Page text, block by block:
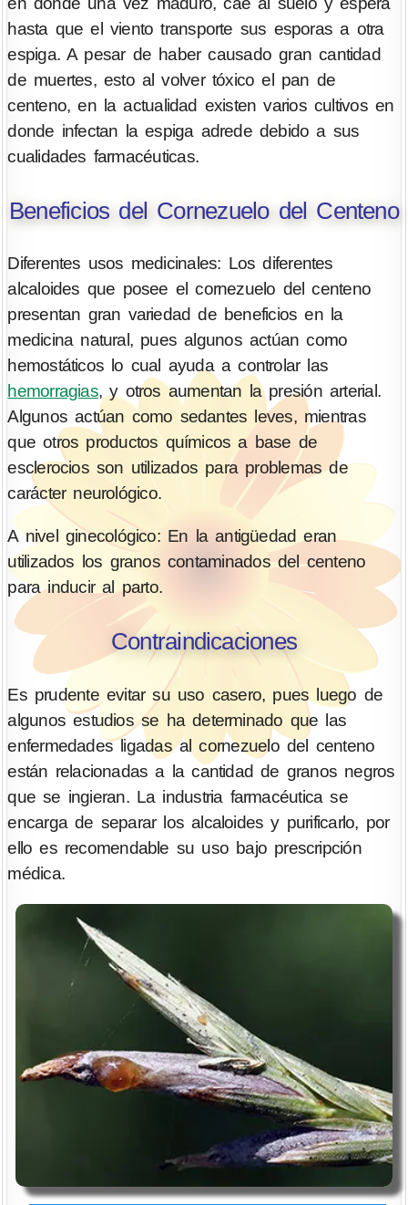
hasta que el viento transporte sus esporas a otra
espiga. A pesar de haber causado gran cantidad
de muertes, esto al volver tóxico el pan de
centeno, en la actualidad existen varios cultivos en
donde infectan la espiga adrede debido a sus
cualidades farmacéuticas.
Beneficios del Cornezuelo del Centeno
Diferentes usos medicinales: Los diferentes
alcaloides que posee el cornezuelo del centeno
presentan gran variedad de beneficios en la
medicina natural, pues algunos actúan como
hemostáticos lo cual ayuda a controlar las
hemorragias, y otros aumentan la presión arterial.
Algunos actúan como sedantes leves, mientras
que otros productos químicos a base de
esclerocios son utilizados para problemas de
carácter neurológico.
A nivel ginecológico: En la antigüedad eran
utilizados los granos contaminados del centeno
para inducir al parto.
Contraindicaciones
Es prudente evitar su uso casero, pues luego de
algunos estudios se ha determinado que las
enfermedades ligadas al cornezuelo del centeno
están relacionadas a la cantidad de granos negros
que se ingieran. La industria farmacéutica se
encarga de separar los alcaloides y purificarlo, por
ello es recomendable su uso bajo prescripción
médica.